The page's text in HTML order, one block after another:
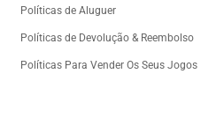
Políticas de Aluguer
Políticas de Devolução & Reembolso
Políticas Para Vender Os Seus Jogos